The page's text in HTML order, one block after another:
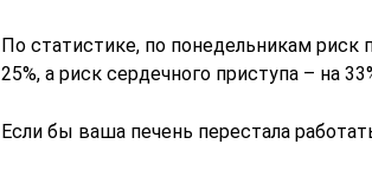
По статистике, по понедельникам риск
25%, а риск сердечного приступа – на
Если бы ваша печень перестала